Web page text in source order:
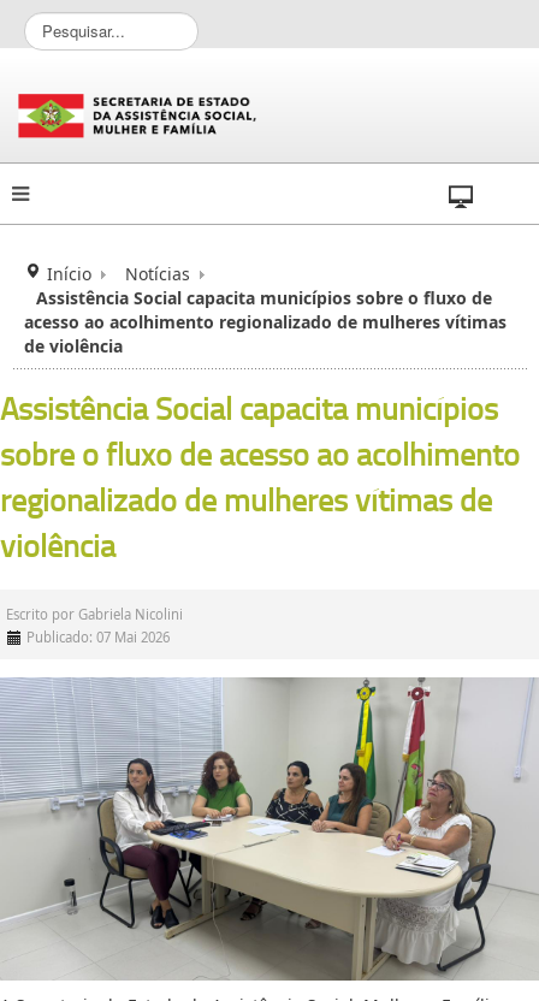
P
e
q
u
i
s
a
Início
Notícias
Assistência Social capacita municípios sobre o fluxo de
acesso ao acolhimento regionalizado de mulheres vítimas
de violência
Assistência Social capacita municípios
sobre o fluxo de acesso ao acolhimento
regionalizado de mulheres vítimas de
violência
Escrito por Gabriela Nicolini
Publicado: 07 Mai 2026